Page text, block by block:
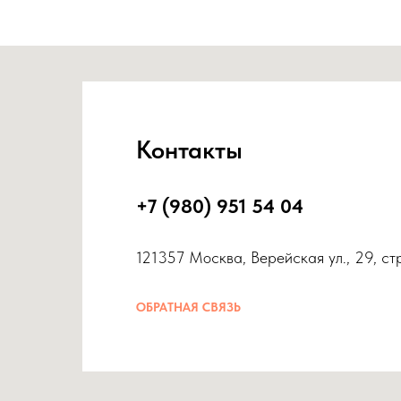
Контакты
+7 (980) 951 54 04
121357 Москва, Верейская ул., 29,
ОБРАТНАЯ СВЯЗЬ